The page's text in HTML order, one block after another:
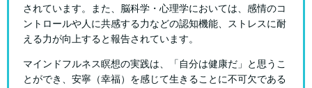
されています。また、脳科学・心理学においては、感情のコ
ントロールや人に共感する力などの認知機能、ストレスに耐
える力が向上すると報告されています。
マインドフルネス瞑想の実践は、「自分は健康だ」と思うこ
とができ、安寧（幸福）を感じて生きることに不可欠である